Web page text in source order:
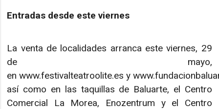
Entradas desde este viernes
La venta de localidades arranca este viernes, 29
de mayo,
en www.festivalteatroolite.es y
así como en las taquillas de Baluarte, el Centro
Comercial La Morea, Enozentrum y el Centro